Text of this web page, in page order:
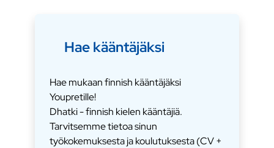
Hae kääntäjäksi
Hae mukaan finnish kääntäjäksi
Youpretille!
Dhatki - finnish kielen kääntäjiä.
Tarvitsemme tietoa sinun
työkokemuksesta ja koulutuksesta (CV +